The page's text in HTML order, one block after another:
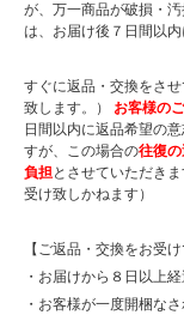
が、万一商品が破損・
は、お届け後７日間以内
すぐに返品・交換をさ
致します。） お客様の
日間以内に返品希望の
すが、この場合の往復
負担とさせていただき
受け致しかねます）
【ご返品・交換をお受
・お届けから８日以上
・お客様が一度開梱な